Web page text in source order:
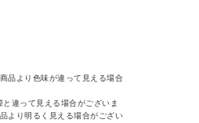
品より色味が違って見える場合
違って見える場合がございま
より明るく見える場合がござい